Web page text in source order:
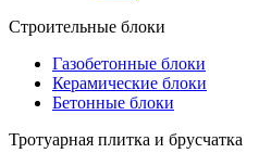
Строительные блоки
Газобетонные блоки
Керамические блоки
Бетонные блоки
Тротуарная плитка и брусчатка